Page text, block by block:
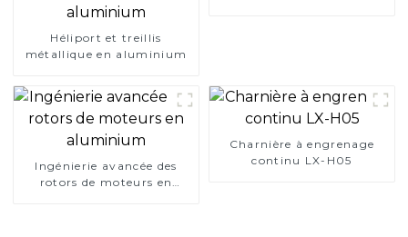
Héliport et treillis
métallique en aluminium
Ingénierie avancée des
rotors de moteurs en
Charnière à engrenage
continu LX-H05